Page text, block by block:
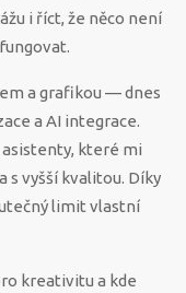
i říct, že něco není
a grafikou — dnes
a AI integrace.
které mi
s vyšší kvalitou. Díky
limit vlastní
kreativitu a kde